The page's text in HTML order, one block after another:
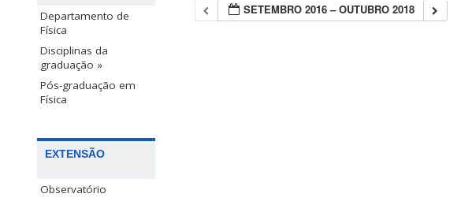
Departamento de
Física
Disciplinas da
graduação »
Pós-graduação em
Física
EXTENSÃO
Observatório
SETEMBRO 2016 – OUTUBRO 2018